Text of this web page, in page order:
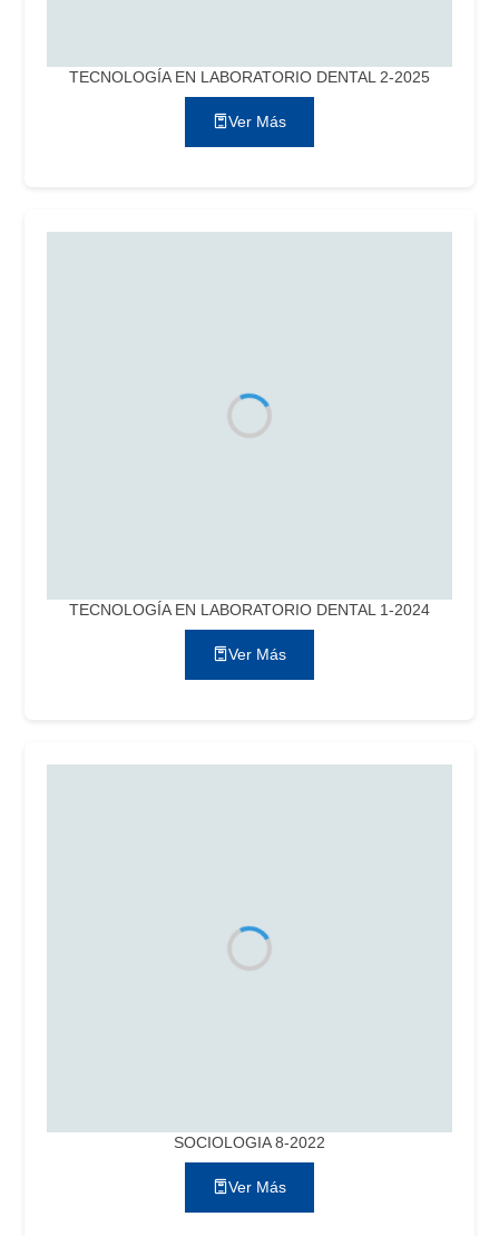
TECNOLOGÍA EN LABORATORIO DENTAL 2-2025
Ver Más
TECNOLOGÍA EN LABORATORIO DENTAL 1-2024
Ver Más
SOCIOLOGIA 8-2022
Ver Más